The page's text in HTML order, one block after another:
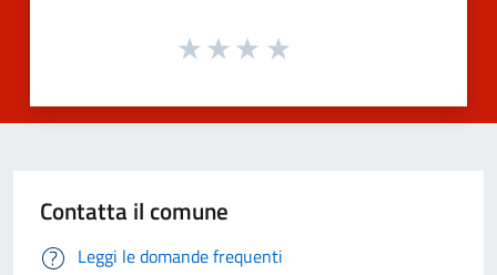
Contatta il comune
Leggi le domande frequenti